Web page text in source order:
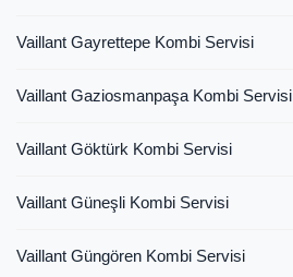
Vaillant Gayrettepe Kombi Servisi
Vaillant Gaziosmanpaşa Kombi Servisi
Vaillant Göktürk Kombi Servisi
Vaillant Güneşli Kombi Servisi
Vaillant Güngören Kombi Servisi